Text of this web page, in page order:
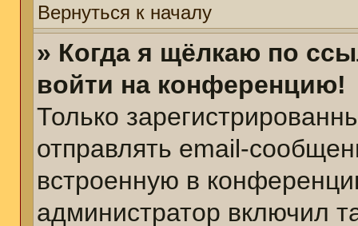
Вернуться к началу
» Когда я щёлкаю по
войти на конференцию!
Только
отправлять email-
встроенную в
администратор включил